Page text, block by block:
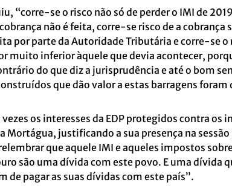
“corre-se o risco não só de perder o IMI de
não é feita, corre-se risco de a cobrança
por parte da Autoridade Tributária e corre-se o
muito inferior àquele que devia acontecer,
do que diz a jurisprudência e até o bom
que dão valor a estas barragens foram
vezes os interesses da EDP protegidos contra os
Mortágua, justificando a sua presença na
que aquele IMI e aqueles impostos
são uma dívida com este povo. E uma dívida
de pagar as suas dívidas com este país”.